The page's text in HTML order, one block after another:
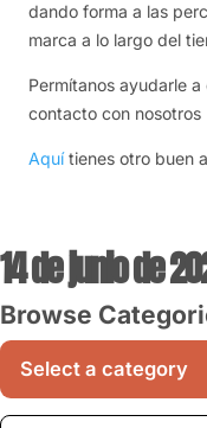
dando forma a las
marca a lo largo del
Permítanos ayudarle
contacto con nosotros
Aquítienes otro buen
14 de junio de
Browse